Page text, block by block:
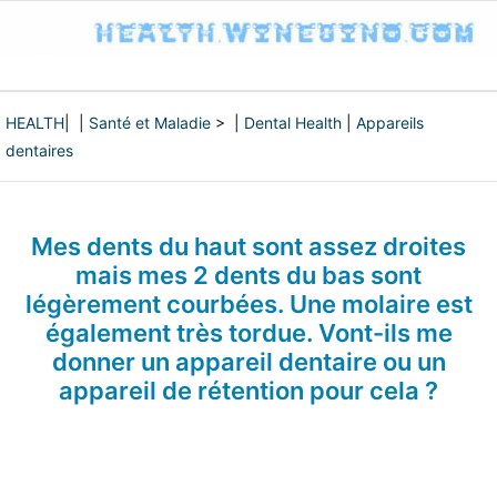
HEALTH Santé et Maladie > | Dental Health
Appareils
dentaires
Mes dents du haut sont assez droites
mais mes 2 dents du bas sont
légèrement courbées. Une molaire est
également très tordue. Vont-ils me
donner un appareil dentaire ou un
appareil de rétention pour cela ?